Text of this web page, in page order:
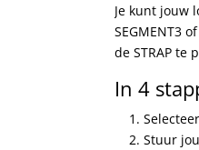
Je kunt jouw
SEGMENT3
de STRAP te
In 4
Stuur